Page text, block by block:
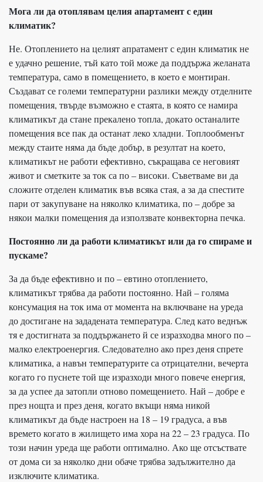
Мога ли да отоплявам целия апартамент с един
климатик?
Не. Отоплението на целият апратамент с един климатик не
е удачно решение, тъй като той може да поддържа желаната
температура, само в помещението, в което е монтиран.
Създават се големи температурни разлики между отделните
помещения, твърде възможно е стаята, в която се намира
климатикът да стане прекалено топла, докато останалите
помещения все пак да останат леко хладни. Топлообменът
между стаите няма да бъде добър, в резултат на което,
климатикът не работи ефективно, съкращава се неговият
живот и сметките за ток са по – високи. Съветваме ви да
сложите отделен климатик във всяка стая, а за да спестите
пари от закупуване на няколко климатика, по – добре за
някои малки помещения да използвате конвекторна печка.
Постоянно ли да работи климатикът или да го спираме и
пускаме?
За да бъде ефективно и по – евтино отоплението,
климатикът трябва да работи постоянно. Най – голяма
консумация на ток има от момента на включване на уреда
до достигане на зададената температура. След като веднъж
тя е достигната за поддържането й се изразходва много по –
малко електроенергия. Следователно ако през деня спрете
климатика, а навън температурите са отрицателни, вечерта
когато го пуснете той ще изразходи много повече енергия,
за да успее да затопли отново помещението. Най – добре е
през нощта и през деня, когато вкъщи няма никой
климатикът да бъде настроен на 18 – 19 градуса, а във
времето когато в жилището има хора на 22 – 23 градуса. По
този начин уреда ще работи оптимално. Ако ще отсъствате
от дома си за няколко дни обаче трябва задължително да
изключите климатика.